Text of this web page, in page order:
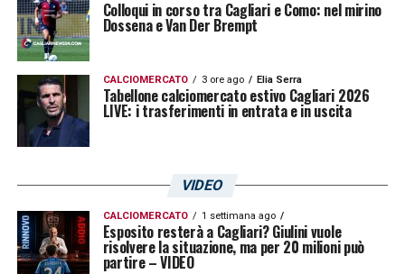
Colloqui in corso tra Cagliari e Como: nel mirino
Dossena e Van Der Brempt
CALCIOMERCATO 3 ore ago Elia Serra
Tabellone calciomercato estivo Cagliari 2026
LIVE: i trasferimenti in entrata e in uscita
VIDEO
CALCIOMERCATO 1 settimana ago
Esposito resterà a Cagliari? Giulini vuole
risolvere la situazione, ma per 20 milioni può
partire – VIDEO